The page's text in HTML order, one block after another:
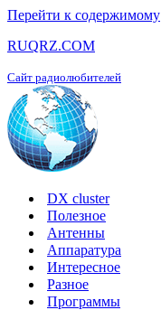
Перейти к содержимому
RUQRZ.COM
Сайт радиолюбителей
DX cluster
Полезное
Антенны
Аппаратура
Интересное
Разное
Программы